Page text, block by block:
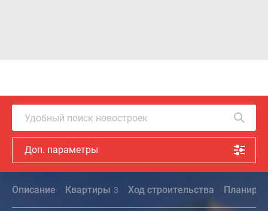
Удобный поиск новостроек
Доп. параметры
Описание Квартиры 3 Ход строительства